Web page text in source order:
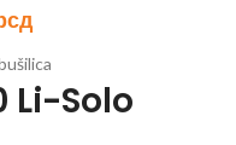
Li-Solo